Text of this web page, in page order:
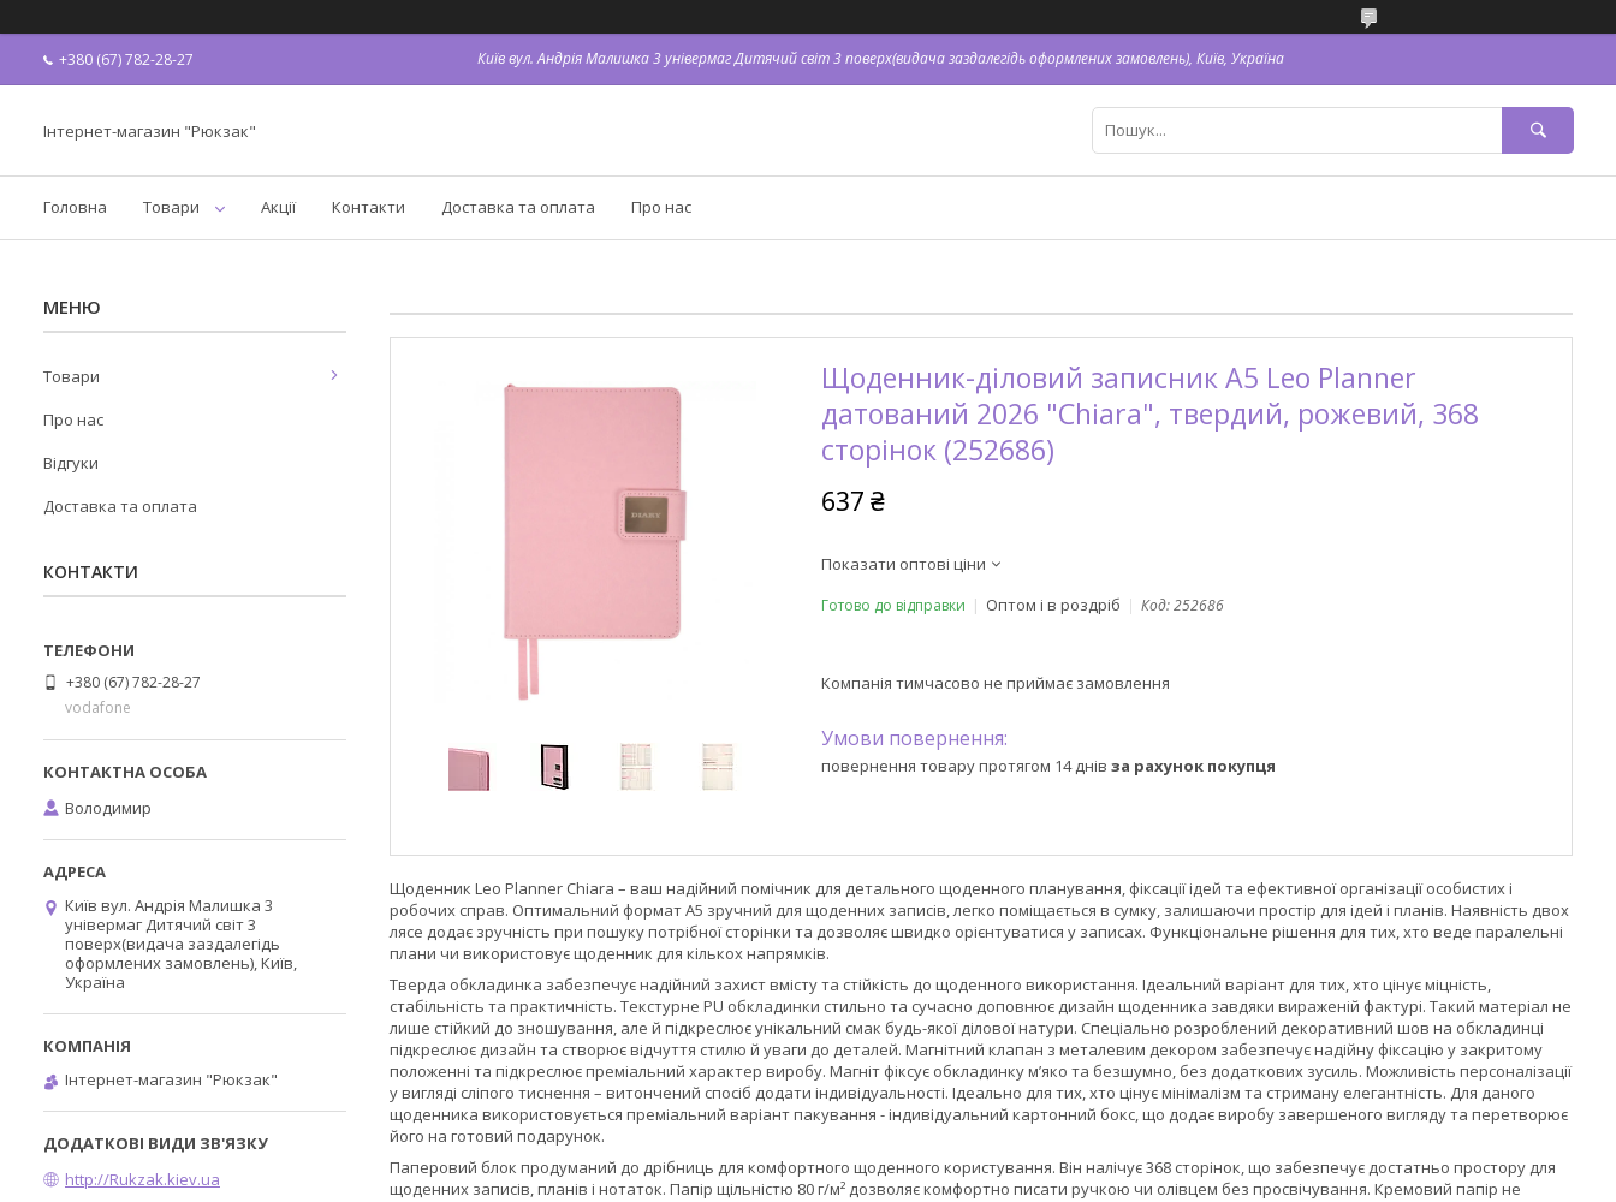
+380 (67) 782-28-27 Київ вул. Андрія Малишка 3 універмаг Дитячий світ 3 поверх(видача заздалегідь оформлених замовлень), Київ, Україна
Інтернет-магазин "Рюкзак"
Головна Товари Акції Контакти Доставка та оплата Про нас
Щоденник-діловий записник А5 Leo Planner
датований 2026 "Chiara", твердий, рожевий, 368
сторінок (252686)
637 ₴
Показати оптові ціни
Готово до відправки Оптом і в роздріб Код:252686
Компанія тимчасово не приймає замовлення
повернення товару протягом 14 днів за рахунок покупця
Щоденник Leo Planner Chiara – ваш надійний помічник для детального щоденного планування, фіксації ідей та ефективної організації особистих і
робочих справ. Оптимальний формат А5 зручний для щоденних записів, легко поміщається в сумку, залишаючи простір для ідей і планів. Наявність двох
лясе додає зручність при пошуку потрібної сторінки та дозволяє швидко орієнтуватися у записах. Функціональне рішення для тих, хто веде паралельні
плани чи використовує щоденник для кількох напрямків.
Тверда обкладинка забезпечує надійний захист вмісту та стійкість до щоденного використання. Ідеальний варіант для тих, хто цінує міцність,
стабільність та практичність. Текстурне PU обкладинки стильно та сучасно доповнює дизайн щоденника завдяки вираженій фактурі. Такий матеріал не
лише стійкий до зношування, але й підкреслює унікальний смак будь-якої ділової натури. Спеціально розроблений декоративний шов на обкладинці
підкреслює дизайн та створює відчуття стилю й уваги до деталей. Магнітний клапан з металевим декором забезпечує надійну фіксацію у закритому
положенні та підкреслює преміальний характер виробу. Магніт фіксує обкладинку м’яко та безшумно, без додаткових зусиль. Можливість персоналізації
у вигляді сліпого тиснення – витончений спосіб додати індивідуальності. Ідеально для тих, хто цінує мінімалізм та стриману елегантність. Для даного
щоденника використовується преміальний варіант пакування - індивідуальний картонний бокс, що додає виробу завершеного вигляду та перетворює
його на готовий подарунок.
Паперовий блок продуманий до дрібниць для комфортного щоденного користування. Він налічує 368 сторінок, що забезпечує достатньо простору для
щоденних записів, планів і нотаток. Папір щільністю 80 г/м² дозволяє комфортно писати ручкою чи олівцем без просвічування. Кремовий папір не
Товари
Про нас
Відгуки
Доставка та оплата
КОНТАКТИ
+380 (67) 782-28-27
vodafone
Володимир
Київ вул. Андрія Малишка 3
універмаг Дитячий світ 3
поверх(видача заздалегідь
оформлених замовлень), Київ,
Україна
Інтернет-магазин "Рюкзак"
http://Rukzak.kiev.ua